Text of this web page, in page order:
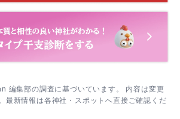
で。
の安定する靴に履き替え→給水・休憩
ら入山。天候と時間に余裕がない日は
編集部の調査に基づいています。 内容は変更
最新情報は各神社・スポットへ直接ご確認くだ